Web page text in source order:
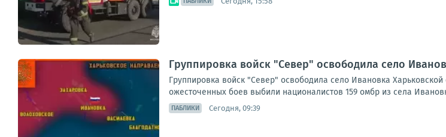
Группировка войск "Север" освободила село
Группировка войск "Север" освободила село Ивановка
ожесточенных боев выбили националистов 159 омбр из села
ПАБЛИКИ Сегодня, 09:39